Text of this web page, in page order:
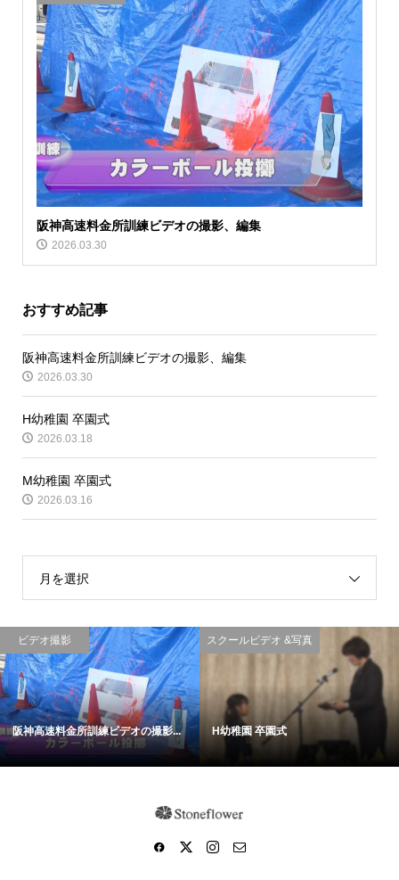
阪神高速料金所訓練ビデオの撮影、編集
2026.03.30
おすすめ記事
阪神高速料金所訓練ビデオの撮影、編集
2026.03.30
H幼稚園 卒園式
2026.03.18
M幼稚園 卒園式
2026.03.16
月を選択
ビデオ撮影
阪神高速料金所訓練ビデオの撮影...
スクールビデオ &写真
H幼稚園 卒園式